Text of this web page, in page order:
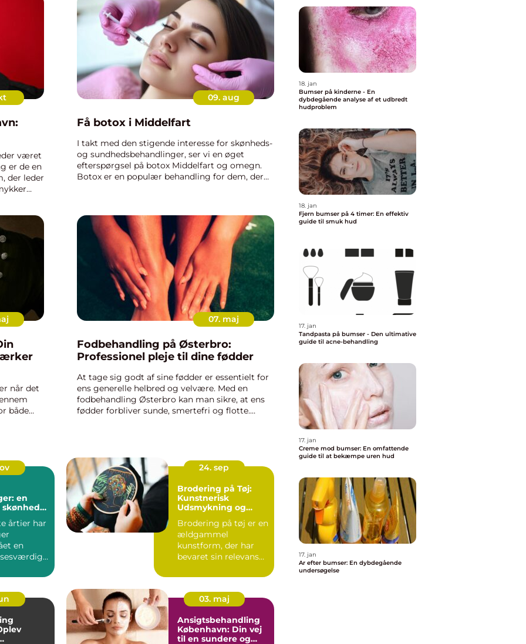
været
er de en
der leder
09. aug
Få botox i Middelfart
I takt med den stigende interesse for skønheds-
og sundhedsbehandlinger, ser vi en øget
efterspørgsel på botox Middelfart og omegn.
Botox er en populær behandling for dem, der
når det
både
07. maj
Fodbehandling på Østerbro:
Professionel pleje til dine fødder
At tage sig godt af sine fødder er essentielt for
ens generelle helbred og velvære. Med en
fodbehandling Østerbro kan man sikre, at ens
fødder forbliver sunde, smertefri og flotte.
en
årtier har
en
24. sep
Brodering på Tøj:
Kunstnerisk
Udsmykning og
Brodering på tøj er en
ældgammel
kunstform, der har
bevaret sin relevans
03. maj
Ansigtsbehandling
København: Din vej
til en sundere og
18. jan
Bumser på kinderne - En
dybdegående analyse af et udbredt
hudproblem
18. jan
Fjern bumser på 4 timer: En effektiv
guide til smuk hud
17. jan
Tandpasta på bumser - Den ultimative
guide til acne-behandling
17. jan
Creme mod bumser: En omfattende
guide til at bekæmpe uren hud
17. jan
Ar efter bumser: En dybdegående
undersøgelse